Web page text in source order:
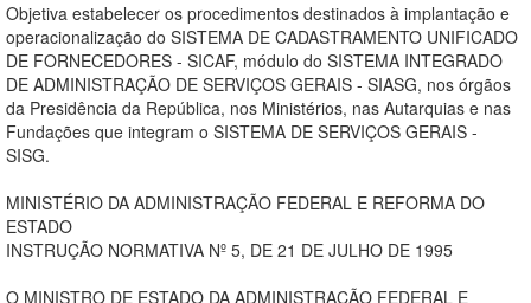
Objetiva estabelecer os procedimentos destinados à implantação e
operacionalização do SISTEMA DE CADASTRAMENTO UNIFICADO
DE FORNECEDORES - SICAF, módulo do SISTEMA INTEGRADO
DE ADMINISTRAÇÃO DE SERVIÇOS GERAIS - SIASG, nos órgãos
da Presidência da República, nos Ministérios, nas Autarquias e nas
Fundações que integram o SISTEMA DE SERVIÇOS GERAIS -
SISG.
MINISTÉRIO DA ADMINISTRAÇÃO FEDERAL E REFORMA DO
ESTADO
INSTRUÇÃO NORMATIVA Nº 5, DE 21 DE JULHO DE 1995
O MINISTRO DE ESTADO DA ADMINISTRAÇÃO FEDERAL E